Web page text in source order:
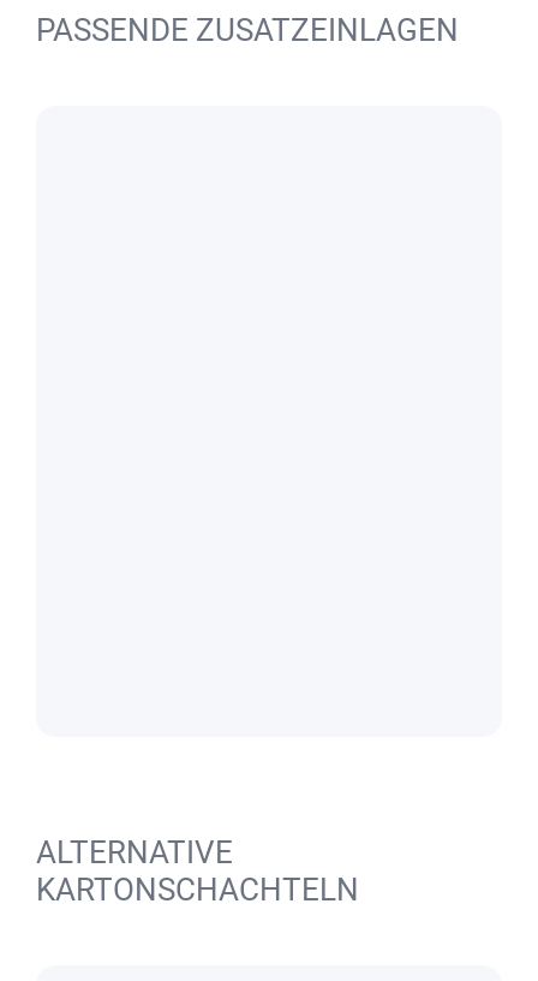
PASSENDE ZUSATZEINLAGEN
ALTERNATIVE
KARTONSCHACHTELN